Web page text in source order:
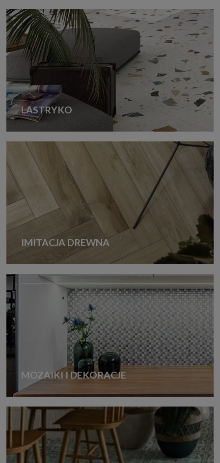
LASTRYKO
IMITACJA DREWNA
MOZAIKI I DEKORACJE